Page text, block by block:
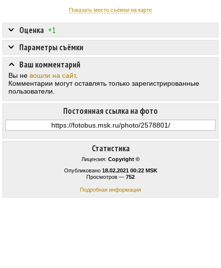
Показать место съёмки на карте
Статистика
Лицензия: Copyright ©
Опубликовано 18.02.2021 00:22 MSK
Просмотров — 752
Подробная информация
Оценка +1
Постоянная ссылка на фото
Параметры съёмки
Ваш комментарий
Вы не вошли на сайт.
Комментарии могут оставлять только зарегистрированные
пользователи.